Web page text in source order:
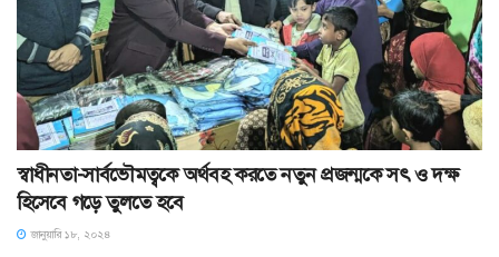
স্বাধীনতা-সার্বভৌমত্বকে অর্থবহ করতে নতুন প্রজন্মকে সৎ ও দক্ষ
হিসেবে গড়ে তুলতে হবে
জানুয়ারি ১৮, ২০২৪